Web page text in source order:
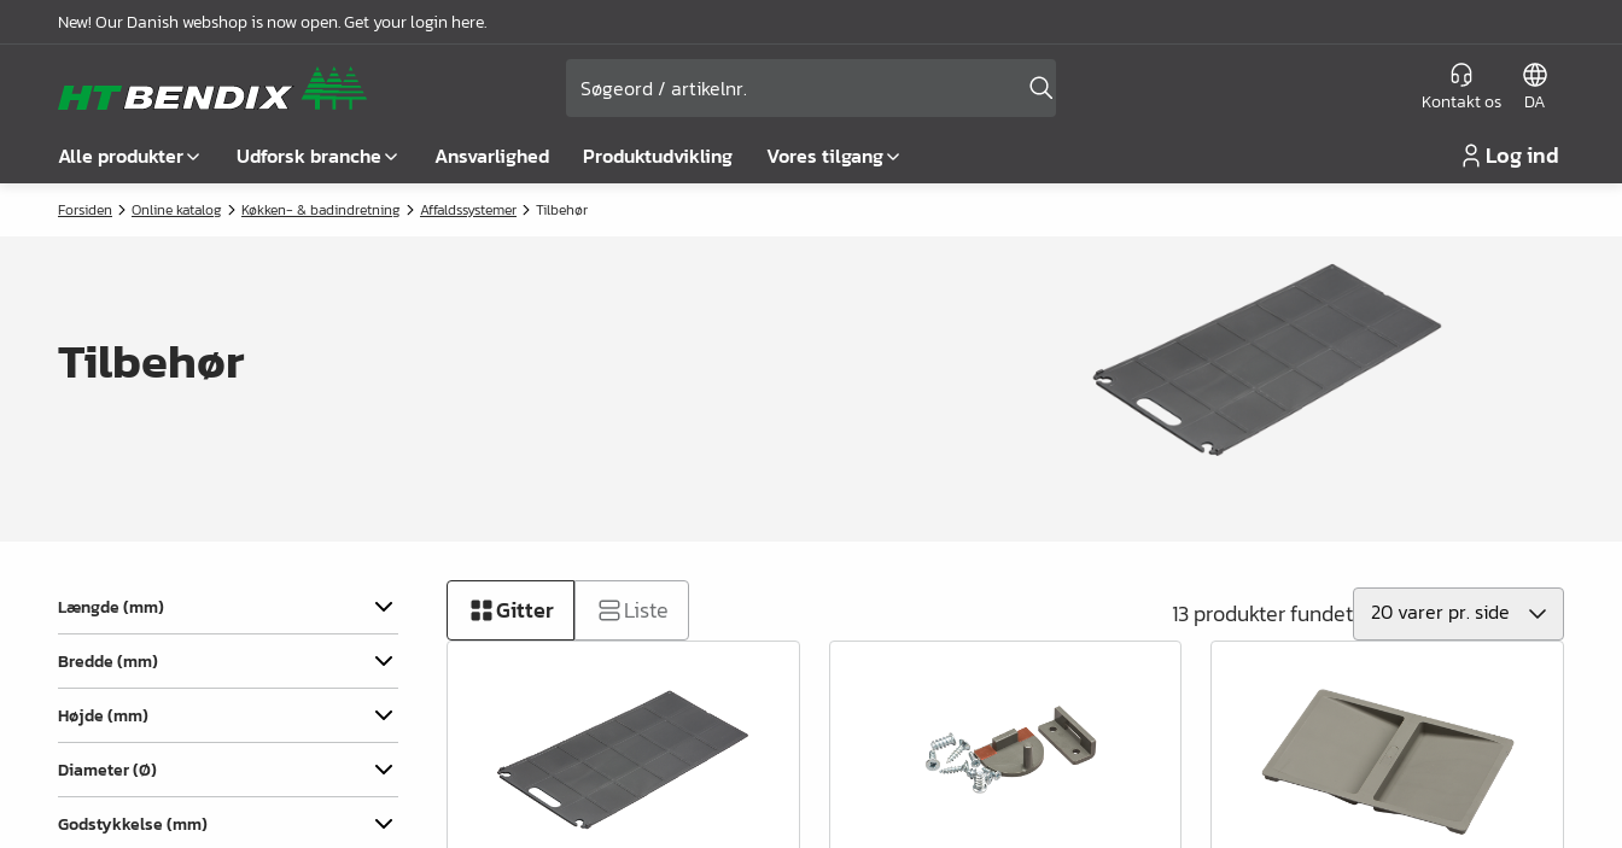
New! Our Danish webshop is now open. Get your login here.
Kontakt os DA
Alle produkter
Vis alle
Låse
Udtræk & skuffedele
Hængsler & lågebeslag
Ben, fødder & understel
Hjul
Filt, glidesøm & anslag
Udforsk branche
Møbelindustrien
Garderobeløsninger
Ansvarlighed Produktudvikling Vores tilgang
Om os
Compliance
Log ind
Forsiden Online katalog Køkken- & badindretning Affaldssystemer Tilbehør
Tilbehør
Længde (mm)
Bredde (mm)
Højde (mm)
Diameter (Ø)
Godstykkelse (mm)
Liste
Gitter 13 produkter fundet